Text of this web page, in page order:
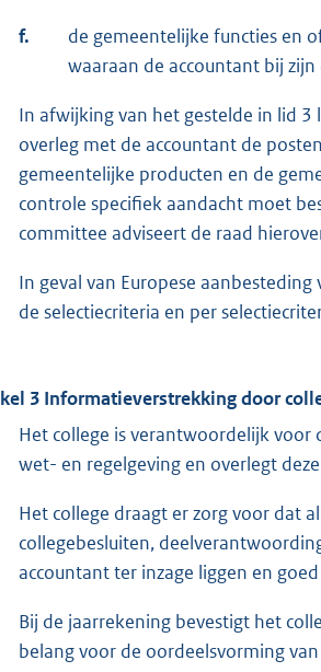
f.
de gemeentelijke functies en
waaraan de accountant bij
In afwijking van het gestelde in lid
overleg met de accountant de
gemeentelijke producten en de
controle specifiek aandacht moet
committee adviseert de raad
In geval van Europese
de selectiecriteria en per
3 Informatieverstrekking door
Het college is verantwoordelijk
wet- en regelgeving en overlegt
Het college draagt er zorg voor dat
collegebesluiten,
accountant ter inzage liggen en
Bij de jaarrekening bevestigt het
belang voor de oordeelsvorming